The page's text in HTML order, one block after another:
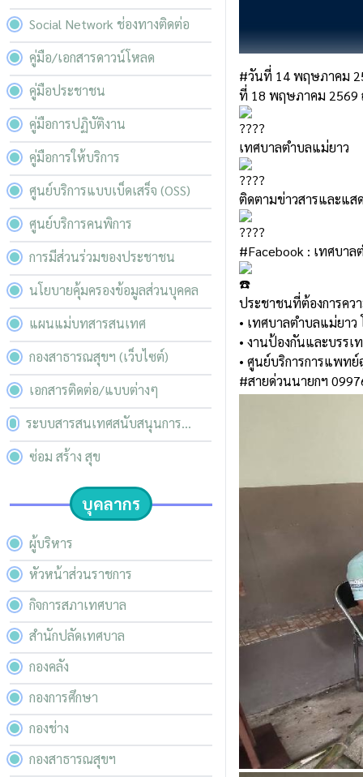
Social Network ช่องทางติดต่อ
คู่มือ/เอกสารดาวน์โหลด
คู่มือประชาชน
คู่มือการปฏิบัติงาน
คู่มือการให้บริการ
ศูนย์บริการแบบเบ็ดเสร็จ (OSS)
ศูนย์บริการคนพิการ
การมีส่วนร่วมของประชาชน
นโยบายคุ้มครองข้อมูลส่วนบุคคล
แผนแม่บทสารสนเทศ
กองสาธารณสุขฯ (เว็บไซต์)
เอกสารติดต่อ/แบบต่างๆ
ระบบสารสนเทศสนับสนุนการ
บริหารจัดการของ อปท.
ซ่อม สร้าง สุข
บุคลากร
ผู้บริหาร
หัวหน้าส่วนราชการ
กิจการสภาเทศบาล
สำนักปลัดเทศบาล
กองคลัง
กองการศึกษา
กองช่าง
กองสาธารณสุขฯ
#วันที่ 14 พฤษภาคม
ที่ 18 พฤษภาคม 2569
เทศบาลตำบลแม่ยาว
ติดตามข่าวสารและแส
#Facebook : เทศบาล
ประชาชนที่ต้องการคว
• เทศบาลตำบลแม่ยาว
• งานป้องกันและบรร
• ศูนย์บริการการแพท
#สายด่วนนายกฯ